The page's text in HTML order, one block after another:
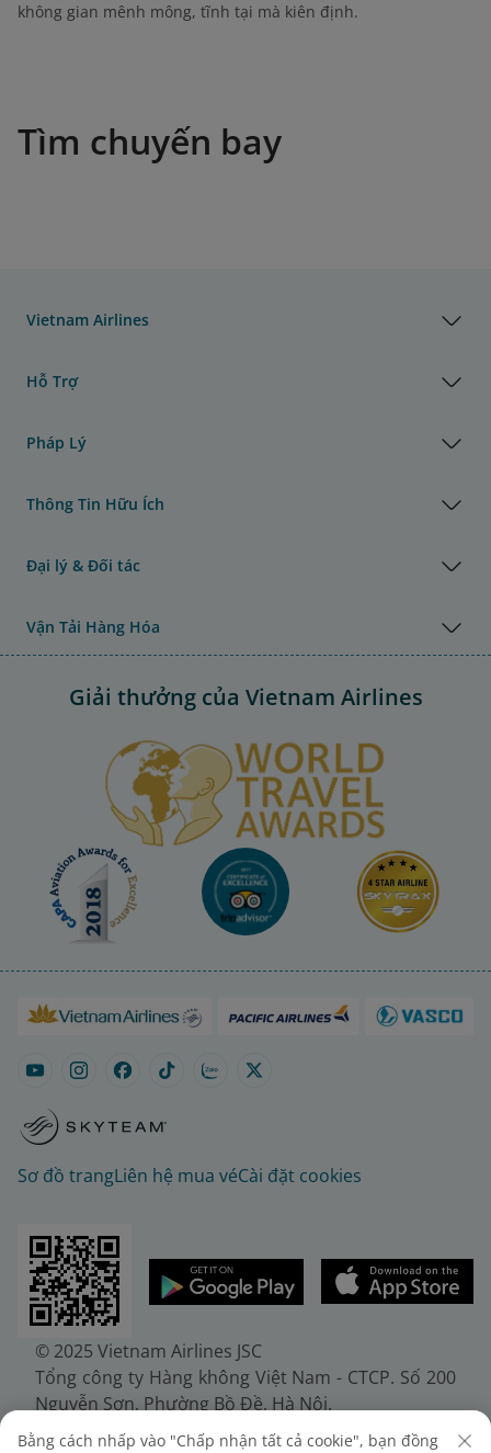
không gian mênh mông, tĩnh tại mà kiên định.
Tìm chuyến bay
Vietnam Airlines
Hỗ Trợ
Pháp Lý
Thông Tin Hữu Ích
Đại lý & Đối tác
Vận Tải Hàng Hóa
Giải thưởng của Vietnam Airlines
Sơ đồ trangLiên hệ mua véCài đặt cookies
© 2025 Vietnam Airlines JSC
Tổng công ty Hàng không Việt Nam - CTCP. Số 200
Nguyễn Sơn, Phường Bồ Đề, Hà Nội.
Điện thoại: (+84-24) 38272289. Fax: (+84-24)
Bằng cách nhấp vào "Chấp nhận tất cả cookie", bạn đồng